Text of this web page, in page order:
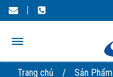
Trang chủ / Sản Phẩm